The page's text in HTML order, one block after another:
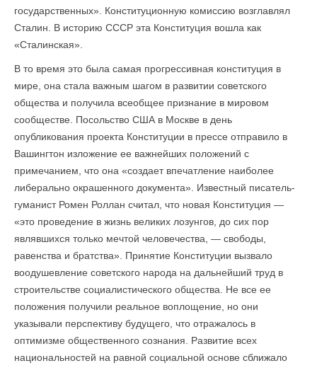
государственных». Конституционную комиссию возглавлял
Сталин. В историю СССР эта Конституция вошла как
«Сталинская».
В то время это была самая прогрессивная конституция в
мире, она стала важным шагом в развитии советского
общества и получила всеобщее признание в мировом
сообществе. Посольство США в Москве в день
опубликования проекта Конституции в прессе отправило в
Вашингтон изложение ее важнейших положений с
примечанием, что она «создает впечатление наиболее
либерально окрашенного документа». Известный писатель-
гуманист Ромен Роллан считал, что новая Конституция —
«это проведение в жизнь великих лозунгов, до сих пор
являвшихся только мечтой человечества, — свободы,
равенства и братства». Принятие Конституции вызвало
воодушевление советского народа на дальнейший труд в
строительстве социалистического общества. Не все ее
положения получили реальное воплощение, но они
указывали перспективу будущего, что отражалось в
оптимизме общественного сознания. Развитие всех
национальностей на равной социальной основе сближало